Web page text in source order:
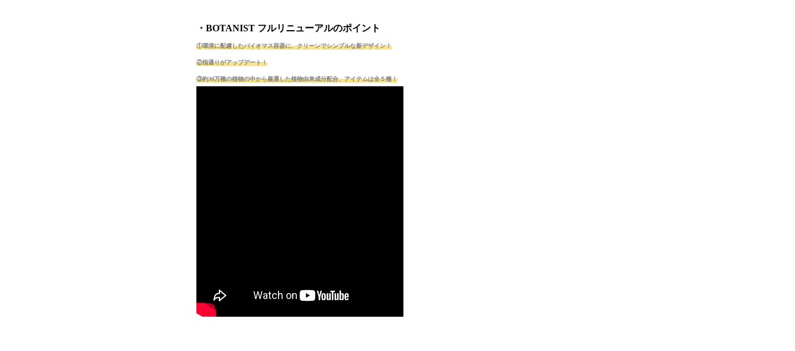
・BOTANIST フルリニューアルのポイント
①環境に配慮したバイオマス容器に、クリーンでシンプルな新デザイン！
②指通りがアップデート！
③約30万種の植物の中から厳選した植物由来成分配合、アイテムは全５種！